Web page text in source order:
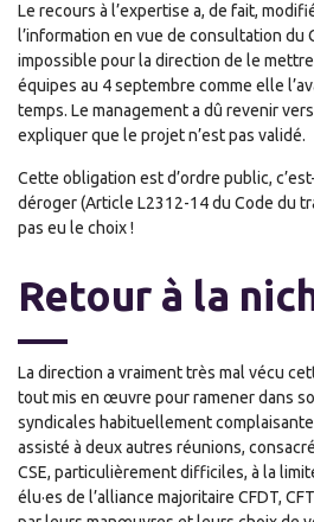
Le recours à l’expertise a, de fait,
l’information en vue de consultation du
impossible pour la direction de le
équipes au 4 septembre comme elle
temps. Le management a dû revenir
expliquer que le projet n’est pas validé.
Cette obligation est d’ordre public,
déroger (Article L2312-14 du Code du
pas eu le choix !
Retour à la
La direction a vraiment très mal vécu
tout mis en œuvre pour ramener dans
syndicales habituellement
assisté à deux autres réunions,
CSE, particulièrement difficiles, à la
élu·es de l’alliance majoritaire CFDT,